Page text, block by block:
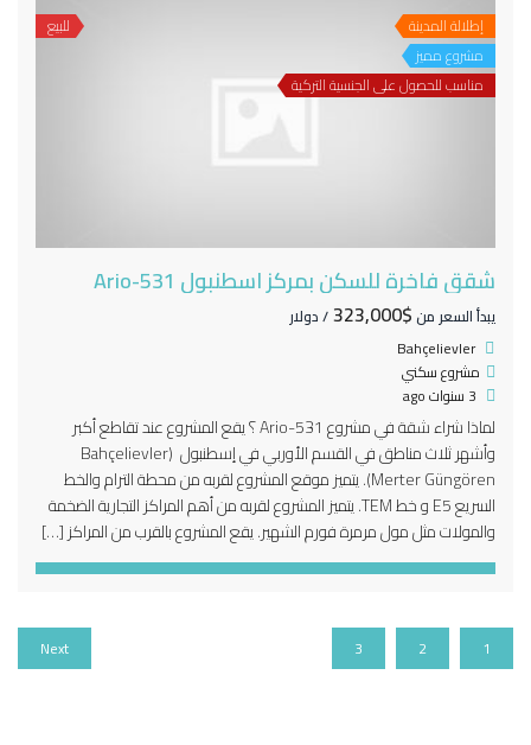
إطلالة المدينة
مشروع مميز
مناسب للحصول على الجنسية التركية
للبيع
شقق فاخرة للسكن بمركز اسطنبول Ario-531
يبدأ السعر من $323,000
/ دولار
Bahçelievler
مشروع سكني
لماذا شراء شقة في مشروع Ario-531 ؟ يقع المشروع عند تقاطع أكبر
وأشهر ثلاث مناطق في القسم الأوربي في إسطنبول (Bahçelievler
Merter Güngören). يتميز موقع المشروع لقربه من محطة الترام والخط
السريع E5 و خط TEM. يتميز المشروع لقربه من أهم المراكز التجارية الضخمة
والمولات مثل مول مرمرة فورم الشهير. يقع المشروع بالقرب من المراكز […]
1
2
3
Next